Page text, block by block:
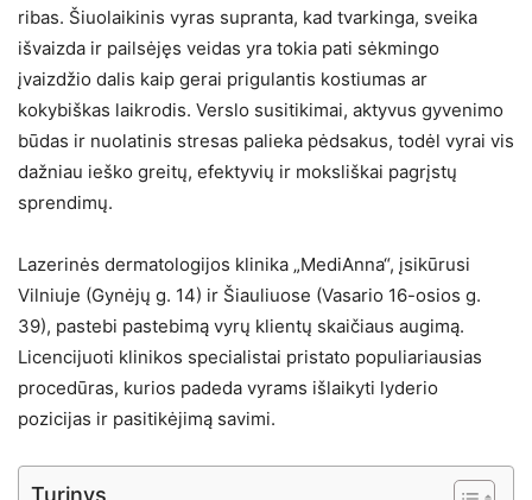
ribas. Šiuolaikinis vyras supranta, kad tvarkinga, sveika
išvaizda ir pailsėjęs veidas yra tokia pati sėkmingo
įvaizdžio dalis kaip gerai prigulantis kostiumas ar
kokybiškas laikrodis. Verslo susitikimai, aktyvus gyvenimo
būdas ir nuolatinis stresas palieka pėdsakus, todėl vyrai vis
dažniau ieško greitų, efektyvių ir moksliškai pagrįstų
sprendimų.
Lazerinės dermatologijos klinika „MediAnna“, įsikūrusi
Vilniuje (Gynėjų g. 14) ir Šiauliuose (Vasario 16-osios g.
39), pastebi pastebimą vyrų klientų skaičiaus augimą.
Licencijuoti klinikos specialistai pristato populiariausias
procedūras, kurios padeda vyrams išlaikyti lyderio
pozicijas ir pasitikėjimą savimi.
Turinys